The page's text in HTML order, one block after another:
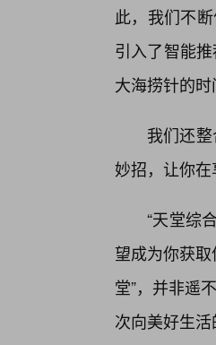
此，我们不
引入了智能
大海捞针的时
我们还
妙招，让你
“天堂综
望成为你获
堂”，并非遥
次向美好生活